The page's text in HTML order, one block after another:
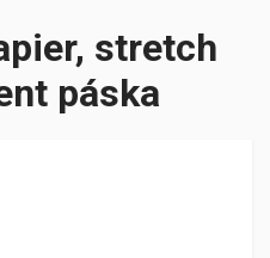
stretch
páska